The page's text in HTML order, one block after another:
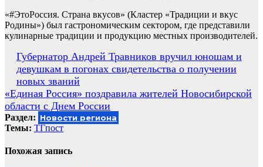
«#ЭтоРоссия. Страна вкусов» (Кластер «Традиции и вкус
Родины») был гастрономическим сектором, где представили
кулинарные традиции и продукцию местных производителей.
Навигация
по
записям
Губернатор Андрей Травников вручил юношам и
девушкам в погонах свидетельства о получении
новых званий
«Единая Россия» поздравила жителей Новосибирской
области с Днем России
Раздел: Новости региона
Темы: ТГпост
Похожая запись